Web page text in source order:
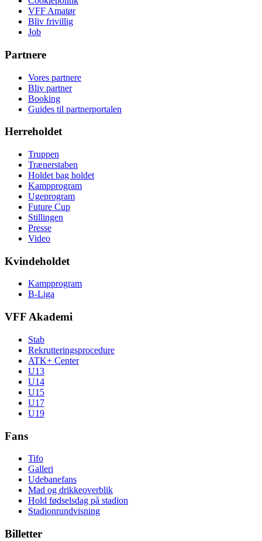
VFF Amatør
Bliv frivillig
Job
Partnere
Vores partnere
Bliv partner
Booking
Guides til partnerportalen
Herreholdet
Truppen
Trænerstaben
Holdet bag holdet
Kampprogram
Ugeprogram
Future Cup
Stillingen
Presse
Video
Kvindeholdet
Kampprogram
B-Liga
VFF Akademi
Stab
Rekrutteringsprocedure
ATK+ Center
U13
U14
U15
U17
U19
Fans
Tifo
Galleri
Udebanefans
Mad og drikkeoverblik
Hold fødselsdag på stadion
Stadionrundvisning
Billetter